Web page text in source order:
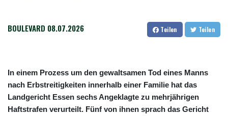
BOULEVARD 08.07.2026 Teilen Teilen
In einem Prozess um den gewaltsamen Tod eines Manns
nach Erbstreitigkeiten innerhalb einer Familie hat das
Landgericht Essen sechs Angeklagte zu mehrjährigen
Haftstrafen verurteilt. Fünf von ihnen sprach das Gericht